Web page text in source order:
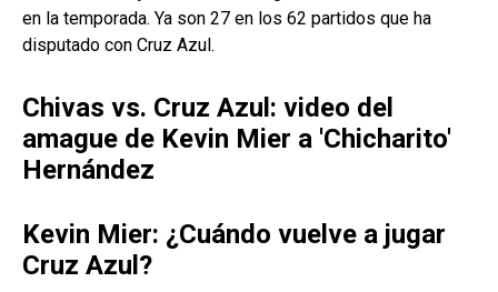
en la temporada. Ya son 27 en los 62 partidos que ha
disputado con Cruz Azul.
Chivas vs. Cruz Azul: video del
amague de Kevin Mier a 'Chicharito'
Hernández
Kevin Mier: ¿Cuándo vuelve a jugar
Cruz Azul?